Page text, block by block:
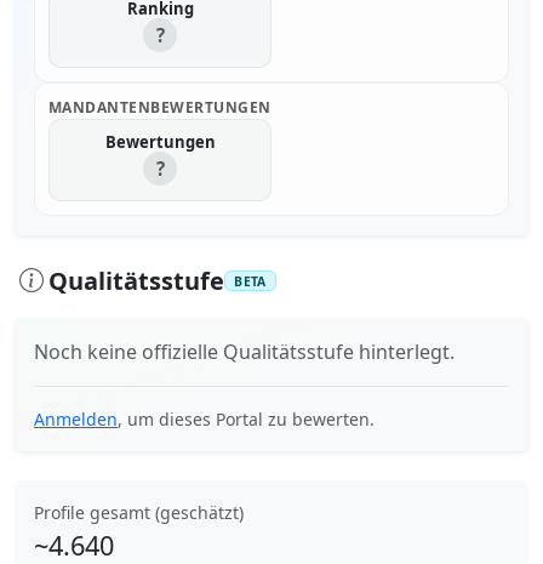
Ranking
?
MANDANTENBEWERTUNGEN
Bewertungen
?
Qualitätsstufe BETA
Noch keine offizielle Qualitätsstufe hinterlegt.
Anmelden, um dieses Portal zu bewerten.
Profile gesamt (geschätzt)
~4.640